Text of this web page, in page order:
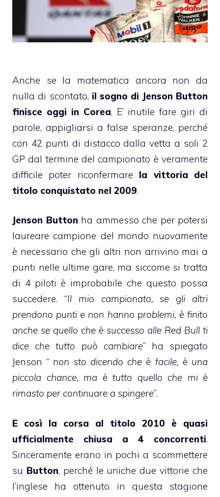
Anche se la matematica ancora non da
nulla di scontato, il sogno di Jenson Button
finisce oggi in Corea. E’ inutile fare giri di
parole, appigliarsi a false speranze, perché
con 42 punti di distacco dalla vetta a soli 2
GP dal termine del campionato è veramente
difficile poter riconfermare la vittoria del
titolo conquistato nel 2009.
Jenson Button ha ammesso che per potersi
laureare campione del mondo nuovamente
è necessario che gli altri non arrivino mai a
punti nelle ultime gare, ma siccome si tratta
di 4 piloti è improbabile che questo possa
succedere. “Il mio campionato, se gli altri
prendono punti e non hanno problemi, è finito
anche se quello che è successo alle Red Bull ti
dice che tutto può cambiare” ha spiegato
Jenson “ non sto dicendo che è facile, è una
piccola chance, ma è tutto quello che mi è
rimasto per continuare a spingere”.
E così la corsa al titolo 2010 è quasi
ufficialmente chiusa a 4 concorrenti.
Sinceramente erano in pochi a scommettere
su Button, perché le uniche due vittorie che
l’inglese ha ottenuto in questa stagione